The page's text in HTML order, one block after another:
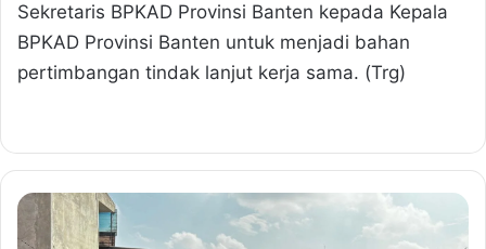
Sekretaris BPKAD Provinsi Banten kepada Kepala
BPKAD Provinsi Banten untuk menjadi bahan
pertimbangan tindak lanjut kerja sama. (Trg)
S